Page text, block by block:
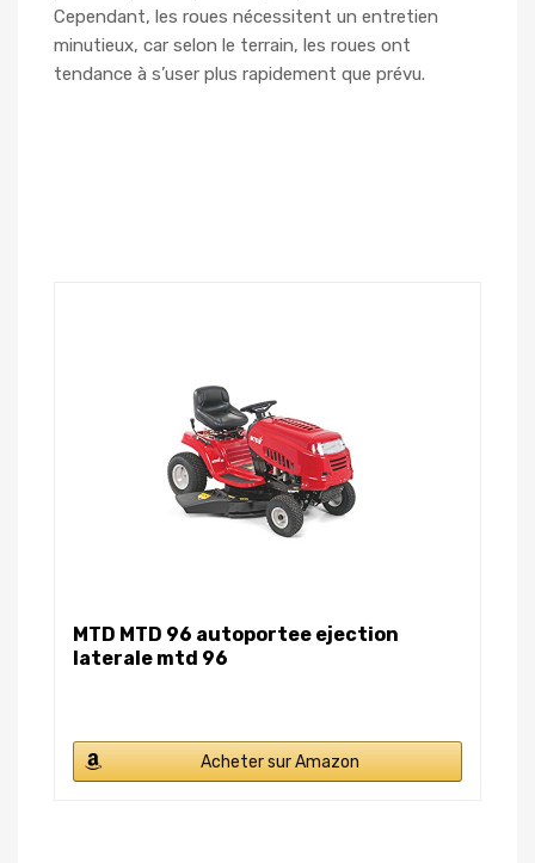
Cependant, les roues nécessitent un entretien
minutieux, car selon le terrain, les roues ont
tendance à s’user plus rapidement que prévu.
MTD MTD 96 autoportee ejection
laterale mtd 96
Acheter sur Amazon